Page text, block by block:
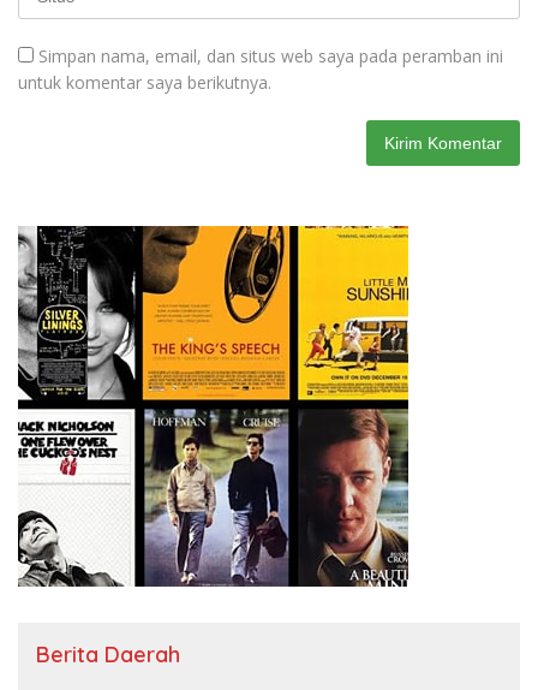
Simpan nama, email, dan situs web saya pada peramban ini
untuk komentar saya berikutnya.
Berita Daerah